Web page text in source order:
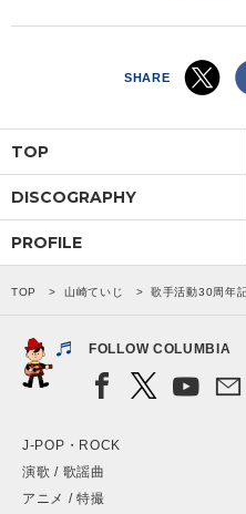
SHARE
TOP
DISCOGRAPHY
PROFILE
TOP 山崎ていじ 歌手活動30周年
FOLLOW COLUMBIA
J-POP・ROCK
演歌 / 歌謡曲
アニメ / 特撮